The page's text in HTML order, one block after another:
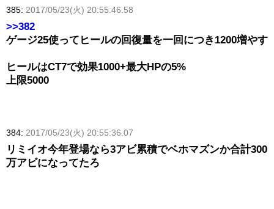
385: 2017/05/23(火) 20:55:46.58
>>382
ゲージ25使ってヒールの回復量を一回につき1200増やす
ヒールはCT7で効果1000+最大HPの5%
上限5000
384: 2017/05/23(火) 20:55:36.07
リミイオ今年登場なら3アビ累積でベホマズンか合計300
万アビになってたろ